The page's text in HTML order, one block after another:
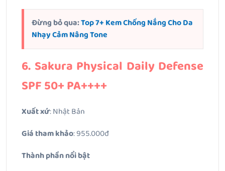
Đừng bỏ qua:Top 7+ Kem Chống Nắng Cho Da
Nhạy Cảm Nâng Tone
6. Sakura Physical Daily Defense
SPF 50+ PA++++
Xuất xứ: Nhật Bản
Giá tham khảo: 955.000đ
Thành phần nổi bật